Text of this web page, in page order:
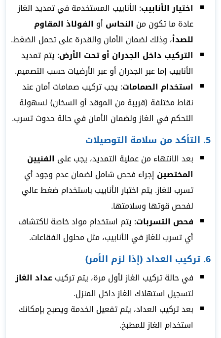
اختيار الأنابيب: الأنابيب المستخدمة في تمديد الغاز
عادة ما تكون من النحاس أو الفولاذ المقاوم
للصدأ، وذلك لضمان الأمان والقدرة على تحمل الضغط.
التركيب داخل الجدران أو تحت الأرض: يتم تمديد
الأنابيب إما عبر الجدران أو عبر الأرضيات حسب التصميم.
استخدام الصمامات: يجب تركيب صمامات أمان عند
نقاط مختلفة (قريبة من الموقد أو السخان) لسهولة
التحكم في الغاز ولضمان الأمان في حالة حدوث تسرب.
5. التأكد من سلامة التوصيلات
بعد الانتهاء من عملية التمديد، يجب على الفنيين
المختصين إجراء فحص شامل لضمان عدم وجود أي
تسرب للغاز. يتم اختبار الأنابيب باستخدام ضغط عالي
لفحص قوتها وسلامتها.
فحص التسربات: يتم استخدام مواد خاصة لاكتشاف
أي تسرب للغاز في الأنابيب، مثل محلول الفقاعات.
6. تركيب العداد (إذا لزم الأمر)
في حالة تركيب الغاز لأول مرة، يتم تركيبعداد الغاز
لتسجيل استهلاك الغاز داخل المنزل.
بعد تركيب العداد، يتم تفعيل الخدمة ويصبح بإمكانك
استخدام الغاز للمطبخ.